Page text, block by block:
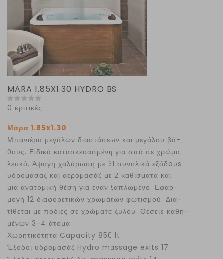
MARA 1.85X1.30 HYDRO BS
0 κριτικές
Μάρα 1.85x1.30
Μπανιέρα μεγάλων διαστάσεων και μεγάλου βά-
θους. Ειδικά κατασκευασμένη για σπά σε χρώμα
λευκό. Άψογη χαλάρωση με 31 συνολικά εξόδoυs
υδρομασάζ και αερομασάζ με 2 καθίσματα και
μια ανατομική θέση για έναν ξαπλωμένο. Εφαρ-
μογή 12 διαφορετικών χρωμάτων φωτισμού. Δια-
τίθεται με ποδιές σε χρώματα ξύλου .Θέσειs καθη-
μένων 3-4 άτομα.
Χωρητικότητα Capacity 850 lt
Έξοδοι υδρομασάζ Hydro massage exits 17